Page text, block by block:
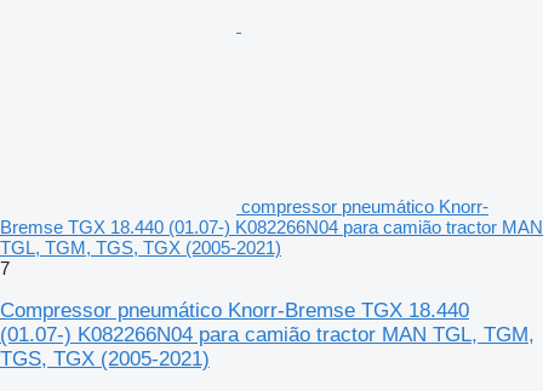
compressor pneumático Knorr-
Bremse TGX 18.440 (01.07-) K082266N04 para camião tractor MAN
TGL, TGM, TGS, TGX (2005-2021)
7
Compressor pneumático Knorr-Bremse TGX 18.440
(01.07-) K082266N04 para camião tractor MAN TGL, TGM,
TGS, TGX (2005-2021)